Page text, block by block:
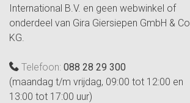
International B.V. en geen webwinkel of
onderdeel van Gira Giersiepen GmbH & Co.
KG.
Telefoon: 088 28 29 300
(maandag t/m vrijdag, 09:00 tot 12:00 en
13:00 tot 17:00 uur)